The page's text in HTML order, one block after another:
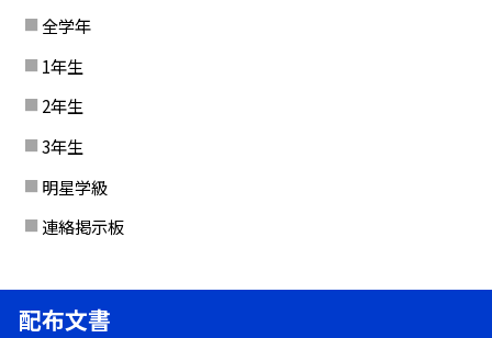
全学年
1年生
2年生
3年生
明星学級
連絡掲示板
配布文書